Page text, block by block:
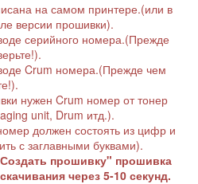
на самом принтере.(или в
версии прошивки).
серийного номера.(Прежде
Crum номера.(Прежде чем
нужен Crum номер от тонер
unit, Drum итд.).
должен состоять из цифр и
с заглавными буквами).
прошивку" прошивка
через 5-10 секунд.